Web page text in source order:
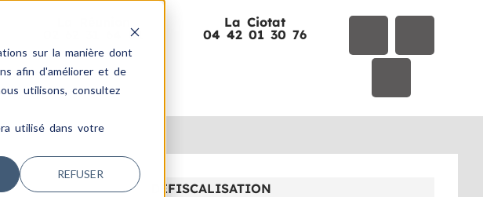
sur la manière dont
afin d'améliorer et de
utilisons, consultez
utilisé dans votre
REFUSER
02 62 31 64 01
La Ciotat
04 42 01 30 76
DÉFISCALISATION